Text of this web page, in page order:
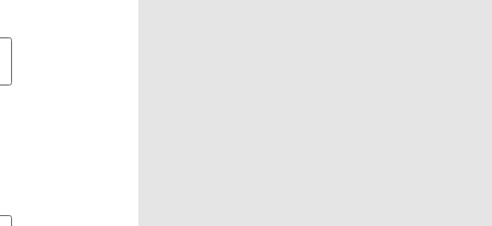
pliki cookie
pliki cookies